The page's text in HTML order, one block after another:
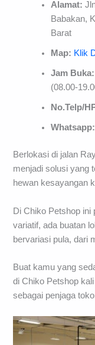
Alamat:
Babakan,
Barat
Map: Klik
Jam Buka:
(08.00-
No.Telp/
Berlokasi di jalan
menjadi solusi yang
hewan kesayangan
Di Chiko Petshop ini
variatif, ada buatan
bervariasi pula, dari
Buat kamu yang
di Chiko Petshop
sebagai penjaga